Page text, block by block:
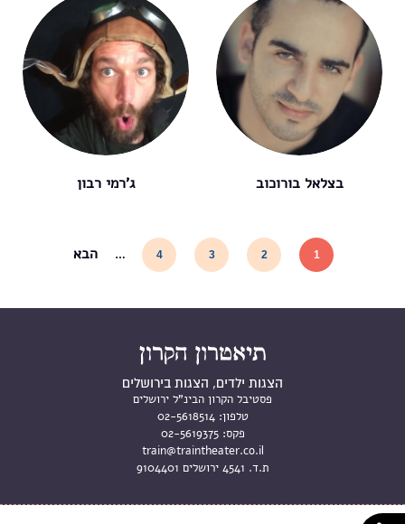
בצלאל בורוכוב ג'רמי רבון
1
2
3
4
… הבא
הצגות ילדים, הצגות בירושלים
פסטיבל הקרון הבינ"ל ירושלים
טלפון: 02-5618514
פקס: 02-5619375
train@traintheater.co.il
ת.ד. 4541 ירושלים 9104401